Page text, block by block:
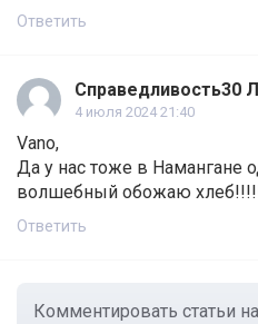
Ответить
Справедливость30
4 июля 2024 21:40
Vano,
Да у нас тоже в Намангане
волшебный обожаю
Ответить
Комментировать статьи